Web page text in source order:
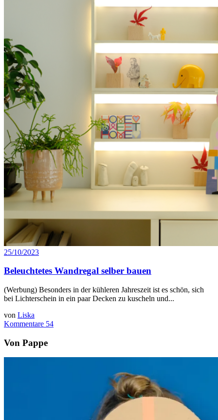
25/10/2023
Beleuchtetes Wandregal selber bauen
(Werbung) Besonders in der kühleren Jahreszeit ist es schön, sich
bei Lichterschein in ein paar Decken zu kuscheln und...
von Liska
Kommentare 54
Von Pappe